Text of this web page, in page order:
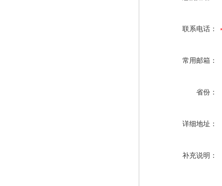
联系电话：
常用邮箱：
省份：
详细地址：
补充说明：